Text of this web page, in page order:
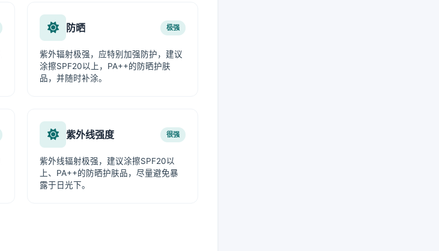
防晒 极强
紫外辐射极强，应特别加强防护，建议
涂擦SPF20以上，PA++的防晒护肤
品，并随时补涂。
紫外线强度 很强
紫外线辐射极强，建议涂擦SPF20以
上、PA++的防晒护肤品，尽量避免暴
露于日光下。